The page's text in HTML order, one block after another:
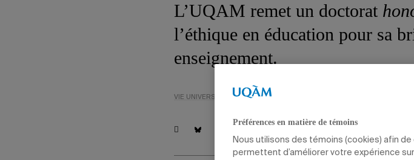
L’UQAM remet un doctorat
l’éthique en éducation pour sa
enseignement.
VIE UNIVERSITAIRE TÊTES D'AFFICHE
Préférences en matière de témoins
Nous utilisons des témoins (cookies) afin
permettent d’améliorer votre expérience